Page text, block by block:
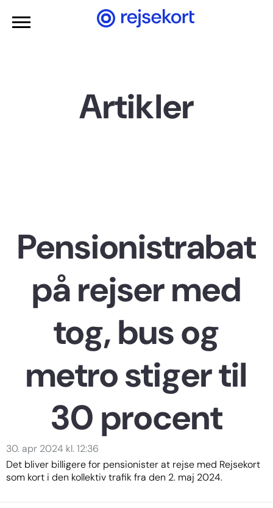
Gå til hovedindhold
Artikler
Pensionistrabat
på rejser med
tog, bus og
metro stiger til
30 procent
30. apr 2024 kl. 12:36
Det bliver billigere for pensionister at rejse med Rejsekort
som kort i den kollektiv trafik fra den 2. maj 2024.